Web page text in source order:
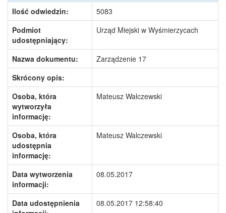
Ilość odwiedzin:
5083
Podmiot
udostępniający:
Urząd Miejski w Wyśmierzycach
Nazwa dokumentu:
Zarządzenie 17
Skrócony opis:
Osoba, która
wytworzyła
informację:
Mateusz Walczewski
Osoba, która
udostępnia
informację:
Mateusz Walczewski
Data wytworzenia
informacji:
08.05.2017
Data udostępnienia
08.05.2017 12:58:40